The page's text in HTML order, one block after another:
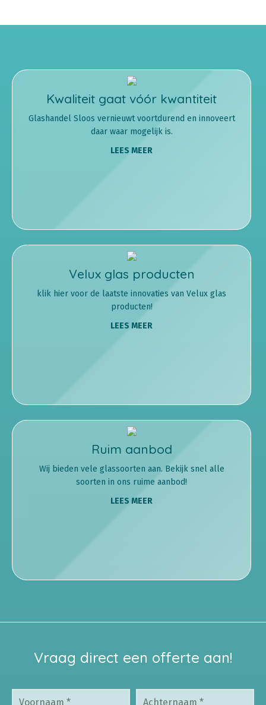
Kwaliteit gaat vóór kwantiteit
Glashandel Sloos vernieuwt voortdurend en innoveert
daar waar mogelijk is.
LEES MEER
Velux glas producten
klik hier voor de laatste innovaties van Velux glas
producten!
LEES MEER
Ruim aanbod
Wij bieden vele glassoorten aan. Bekijk snel alle
soorten in ons ruime aanbod!
LEES MEER
Vraag direct een offerte aan!